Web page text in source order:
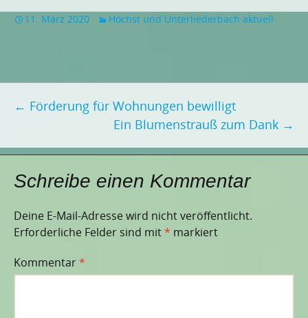
11. März 2020 Höchst und Unterliederbach aktuell
Beitragsnavigation
← Förderung für Wohnungen bewilligt
Ein Blumenstrauß zum Dank →
Schreibe einen Kommentar
Deine E-Mail-Adresse wird nicht veröffentlicht.
Erforderliche Felder sind mit* markiert
Kommentar*